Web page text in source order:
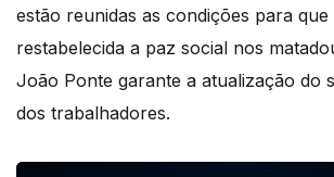
estão reunidas as condições para que
restabelecida a paz social nos
João Ponte garante a atualização do
dos trabalhadores.